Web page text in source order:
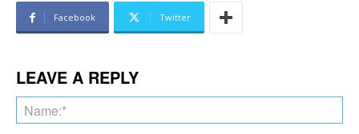
Facebook Twitter
LEAVE A REPLY